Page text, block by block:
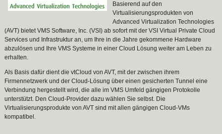
Basierend auf den
Virtualisierungsprodukten von
Advanced Virtualization Technologies
(AVT) bietet VMS Software, Inc. (VSI) ab sofort mit der VSI Virtual Private Cloud
Services und Infrastruktur an, um Ihre in die Jahre gekommene Hardware
abzulösen und Ihre VMS Systeme in einer Cloud Lösung weiter am Leben zu
erhalten.
Als Basis dafür dient die vtCloud von AVT, mit der zwischen ihrem
Firmennetzwerk und der Cloud-Lösung über einen gesicherten Tunnel eine
Verbindung hergestellt wird, die alle im VMS Umfeld gängigen Protokolle
unterstützt. Den Cloud-Provider dazu wählen Sie selbst. Die
Virtualisierungsprodukte von AVT sind mit allen gängigen Cloud-VMs
kompatibel.